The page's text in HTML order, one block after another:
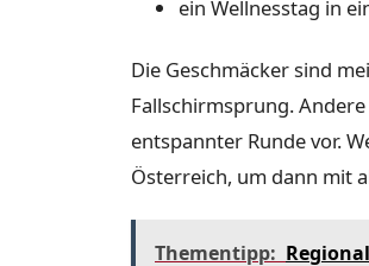
ein Wellnesstag in
Die Geschmäcker sind
Fallschirmsprung.
entspannter Runde vor.
Österreich, um dann mit
Thementipp: